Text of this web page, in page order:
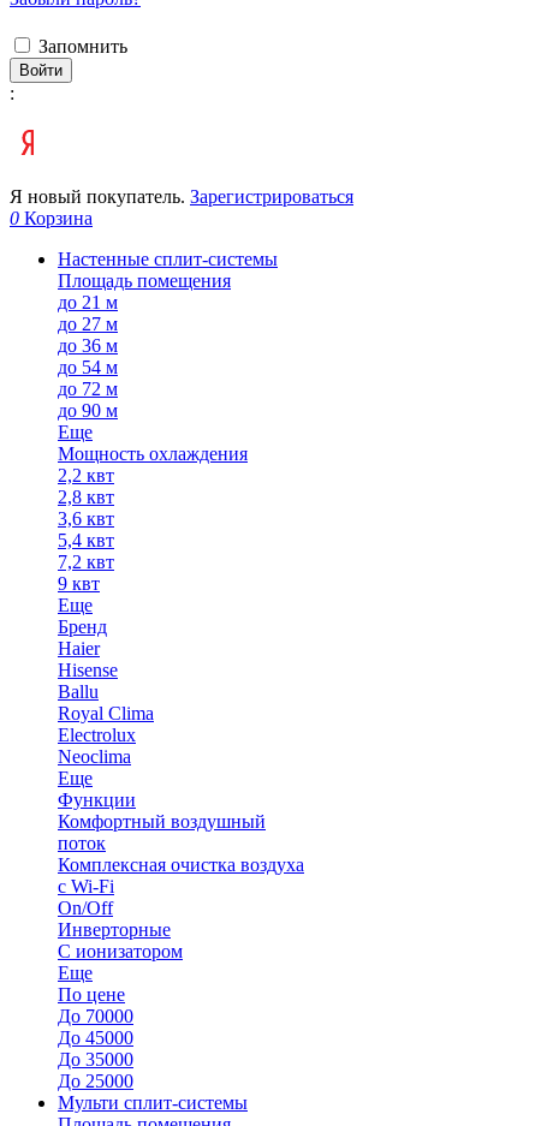
Запомнить
Войти
:
Я новый покупатель. Зарегистрироваться
0 Корзина
Настенные сплит-системы
Площадь помещения
до 21 м
до 27 м
до 36 м
до 54 м
до 72 м
до 90 м
Еще
Мощность охлаждения
2,2 квт
2,8 квт
3,6 квт
5,4 квт
7,2 квт
9 квт
Еще
Бренд
Haier
Hisense
Ballu
Royal Clima
Electrolux
Neoclima
Еще
Функции
Комфортный воздушный
поток
Комплексная очистка воздуха
с Wi-Fi
On/Off
Инверторные
С ионизатором
Еще
По цене
До 70000
До 45000
До 35000
До 25000
Мульти сплит-системы